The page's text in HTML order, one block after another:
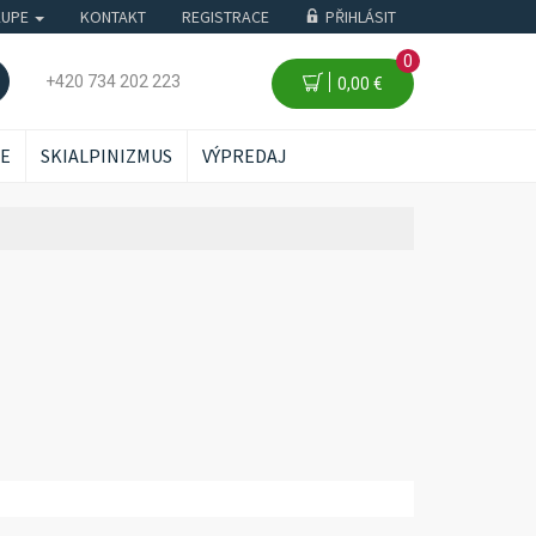
KONTAKT REGISTRACE PŘIHLÁSIT
+420 734 202 223 0,00 €
0
SKIALPINIZMUS VÝPREDAJ